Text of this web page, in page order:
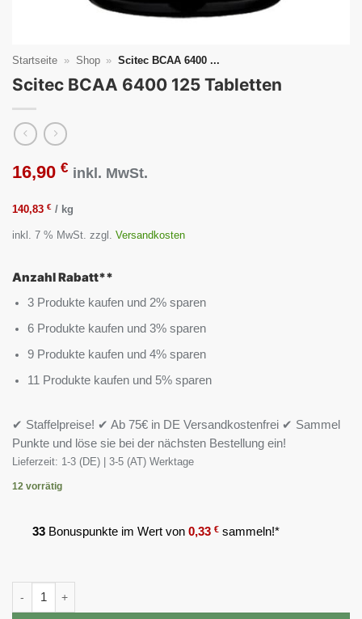
Startseite » Shop » Scitec BCAA 6400 ...
Scitec BCAA 6400 125 Tabletten
16,90 € inkl. MwSt.
140,83 € / kg
inkl. 7 % MwSt. zzgl. Versandkosten
Anzahl Rabatt**
3 Produkte kaufen und 2% sparen
6 Produkte kaufen und 3% sparen
9 Produkte kaufen und 4% sparen
11 Produkte kaufen und 5% sparen
✔ Staffelpreise! ✔ Ab 75€ in DE Versandkostenfrei ✔ Sammel
Punkte und löse sie bei der nächsten Bestellung ein!
Lieferzeit: 1-3 (DE) | 3-5 (AT) Werktage
12 vorrätig
33 Bonuspunkte im Wert von 0,33 € sammeln!*
Scitec BCAA 6400 125 Tabletten Menge